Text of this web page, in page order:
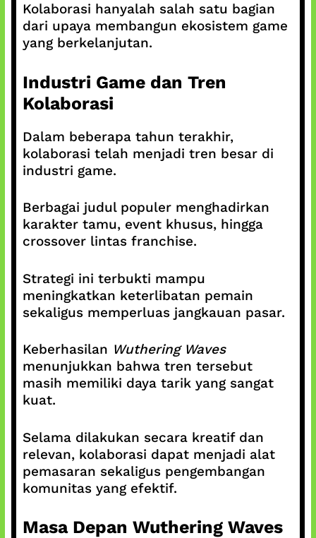
Kolaborasi hanyalah salah satu bagian
dari upaya membangun ekosistem game
yang berkelanjutan.
Industri Game dan Tren
Kolaborasi
Dalam beberapa tahun terakhir,
kolaborasi telah menjadi tren besar di
industri game.
Berbagai judul populer menghadirkan
karakter tamu, event khusus, hingga
crossover lintas franchise.
Strategi ini terbukti mampu
meningkatkan keterlibatan pemain
sekaligus memperluas jangkauan pasar.
Keberhasilan Wuthering Waves
menunjukkan bahwa tren tersebut
masih memiliki daya tarik yang sangat
kuat.
Selama dilakukan secara kreatif dan
relevan, kolaborasi dapat menjadi alat
pemasaran sekaligus pengembangan
komunitas yang efektif.
Masa Depan Wuthering Waves